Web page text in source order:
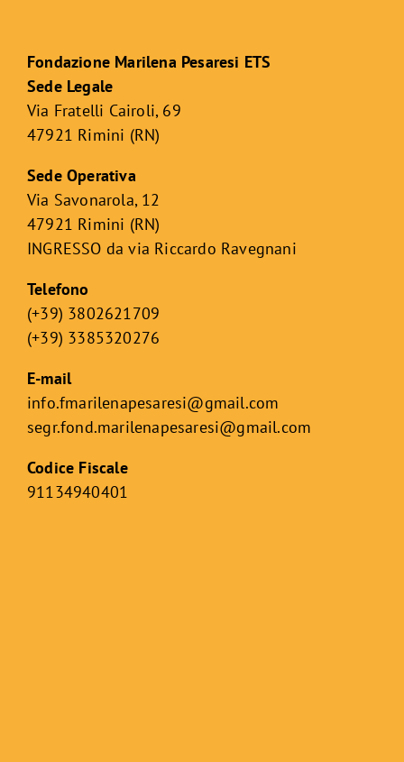
Fondazione Marilena Pesaresi ETS
Sede Legale
Via Fratelli Cairoli, 69
47921 Rimini (RN)
Sede Operativa
Via Savonarola, 12
47921 Rimini (RN)
INGRESSO da via Riccardo Ravegnani
Telefono
(+39) 3802621709
(+39) 3385320276
E-mail
info.fmarilenapesaresi@gmail.com
segr.fond.marilenapesaresi@gmail.com
Codice Fiscale
91134940401